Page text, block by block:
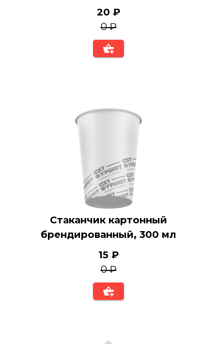
20 ₽
0 ₽
Стаканчик картонный
брендированный, 300 мл
15 ₽
0 ₽